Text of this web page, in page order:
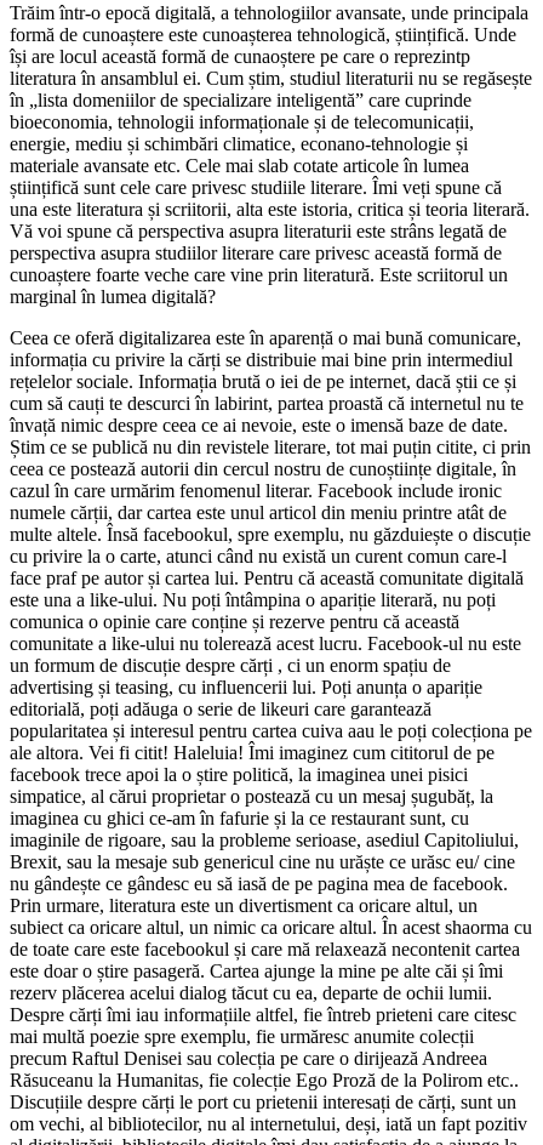
Trăim într-o epocă digitală, a tehnologiilor avansate, unde principala
formă de cunoaștere este cunoașterea tehnologică, științifică. Unde
își are locul această formă de cunaoștere pe care o reprezintp
literatura în ansamblul ei. Cum știm, studiul literaturii nu se regăsește
în „lista domeniilor de specializare inteligentă” care cuprinde
bioeconomia, tehnologii informaționale și de telecomunicații,
energie, mediu și schimbări climatice, econano-tehnologie și
materiale avansate etc. Cele mai slab cotate articole în lumea
științifică sunt cele care privesc studiile literare. Îmi veți spune că
una este literatura și scriitorii, alta este istoria, critica și teoria literară.
Vă voi spune că perspectiva asupra literaturii este strâns legată de
perspectiva asupra studiilor literare care privesc această formă de
cunoaștere foarte veche care vine prin literatură. Este scriitorul un
marginal în lumea digitală?
Ceea ce oferă digitalizarea este în aparență o mai bună comunicare,
informația cu privire la cărți se distribuie mai bine prin intermediul
rețelelor sociale. Informația brută o iei de pe internet, dacă știi ce și
cum să cauți te descurci în labirint, partea proastă că internetul nu te
învață nimic despre ceea ce ai nevoie, este o imensă baze de date.
Știm ce se publică nu din revistele literare, tot mai puțin citite, ci prin
ceea ce postează autorii din cercul nostru de cunoștiințe digitale, în
cazul în care urmărim fenomenul literar. Facebook include ironic
numele cărții, dar cartea este unul articol din meniu printre atât de
multe altele. Însă facebookul, spre exemplu, nu găzduiește o discuție
cu privire la o carte, atunci când nu există un curent comun care-l
face praf pe autor și cartea lui. Pentru că această comunitate digitală
este una a like-ului. Nu poți întâmpina o apariție literară, nu poți
comunica o opinie care conține și rezerve pentru că această
comunitate a like-ului nu tolerează acest lucru. Facebook-ul nu este
un formum de discuție despre cărți , ci un enorm spațiu de
advertising și teasing, cu influencerii lui. Poți anunța o apariție
editorială, poți adăuga o serie de likeuri care garantează
popularitatea și interesul pentru cartea cuiva aau le poți colecționa pe
ale altora. Vei fi citit! Haleluia! Îmi imaginez cum cititorul de pe
facebook trece apoi la o știre politică, la imaginea unei pisici
simpatice, al cărui proprietar o postează cu un mesaj șugubăț, la
imaginea cu ghici ce-am în fafurie și la ce restaurant sunt, cu
imaginile de rigoare, sau la probleme serioase, asediul Capitoliului,
Brexit, sau la mesaje sub genericul cine nu urăște ce urăsc eu/ cine
nu gândește ce gândesc eu să iasă de pe pagina mea de facebook.
Prin urmare, literatura este un divertisment ca oricare altul, un
subiect ca oricare altul, un nimic ca oricare altul. În acest shaorma cu
de toate care este facebookul și care mă relaxează necontenit cartea
este doar o știre pasageră. Cartea ajunge la mine pe alte căi și îmi
rezerv plăcerea acelui dialog tăcut cu ea, departe de ochii lumii.
Despre cărți îmi iau informațiile altfel, fie întreb prieteni care citesc
mai multă poezie spre exemplu, fie urmăresc anumite colecții
precum Raftul Denisei sau colecția pe care o dirijează Andreea
Răsuceanu la Humanitas, fie colecție Ego Proză de la Polirom etc..
Discuțiile despre cărți le port cu prietenii interesați de cărți, sunt un
om vechi, al bibliotecilor, nu al internetului, deși, iată un fapt pozitiv